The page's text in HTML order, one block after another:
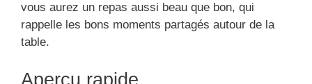
vous aurez un repas aussi beau que bon, qui
rappelle les bons moments partagés autour de la
table.
Aperçu rapide